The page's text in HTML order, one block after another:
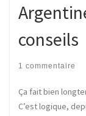
conseils
1 commentaire
Ça fait bien
C’est logique,